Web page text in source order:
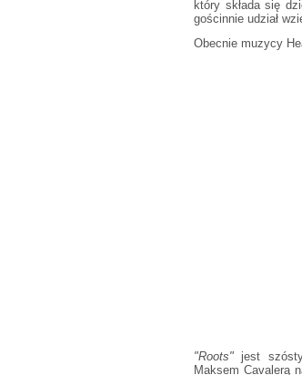
który składa się
gościnnie udział
Obecnie muzycy
"Roots" jest
Maksem Cavalerą